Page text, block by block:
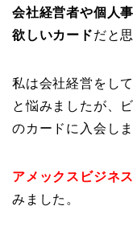
会社経営者や個人
欲しいカードだと
私は会社経営をし
と悩みましたが、
のカードに入会しま
アメックスビジネ
みました。